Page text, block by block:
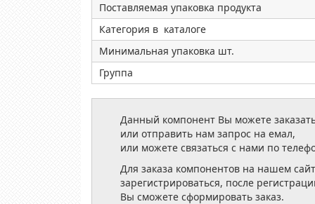
Поставляемая упаковка продукта
Категория в каталоге
Минимальная упаковка шт.
Группа
Данный компонент Вы можете
или отправить нам запрос на емал,
или можете связаться с нами по
Для заказа компонентов на нашем
зарегистрироваться, после
Вы сможете сформировать заказ.